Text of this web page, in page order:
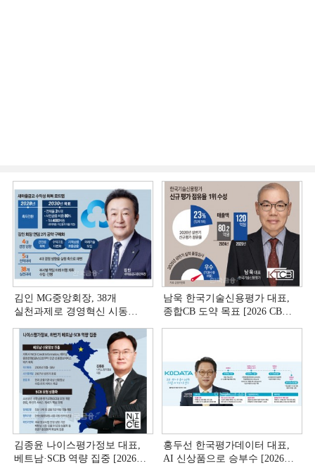
김인 MG중앙회장, 38개
실천과제로 경영혁신 시동
남욱 한국기술신용평가 대표,
종합CB 도약 목표 [2026 CB사
김종윤 나이스평가정보 대표,
베트남·SCB 역량 집중 [2026
홍두선 한국평가데이터 대표,
AI 신상품으로 승부수 [2026